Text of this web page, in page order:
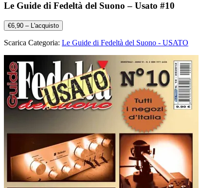
Le Guide di Fedeltà del Suono – Usato #10
€6,90 – L'acquisto
Scarica Categoria: Le Guide di Fedeltà del Suono - USATO